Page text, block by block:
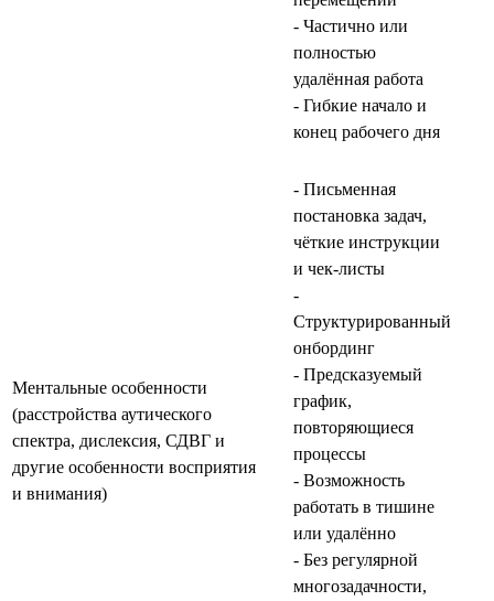
- Частично или
полностью
удалённая работа
- Гибкие начало и
конец рабочего дня
Ментальные особенности
(расстройства аутического
спектра, дислексия, СДВГ и
другие особенности восприятия
и внимания)
- Письменная
постановка задач,
чёткие инструкции
и чек‑листы
-
Структурированный
онбординг
- Предсказуемый
график,
повторяющиеся
процессы
- Возможность
работать в тишине
или удалённо
- Без регулярной
многозадачности,